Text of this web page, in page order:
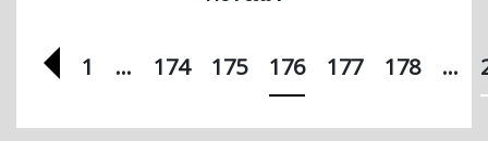
Προηγούμενη σελίδα
1 … 174 175 176 177 178 …